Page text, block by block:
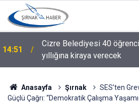
14:51
Cizre Belediyesi 40 öğrenci
yıllığına kiraya verecek
Anasayfa Şırnak
SES’ten
Güçlü Çağrı: “Demokratik Çalışma